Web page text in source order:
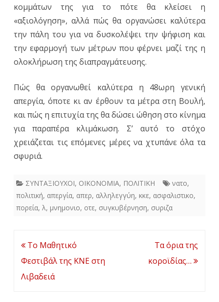
κομμάτων της για το πότε θα κλείσει η
«αξιολόγηση», αλλά πώς θα οργανώσει καλύτερα
την πάλη του για να δυσκολέψει την ψήφιση και
την εφαρμογή των μέτρων που φέρνει μαζί της η
ολοκλήρωση της διαπραγμάτευσης.
Πώς θα οργανωθεί καλύτερα η 48ωρη γενική
απεργία, όποτε κι αν έρθουν τα μέτρα στη Βουλή,
και πώς η επιτυχία της θα δώσει ώθηση στο κίνημα
για παραπέρα κλιμάκωση. Σ’ αυτό το στόχο
χρειάζεται τις επόμενες μέρες να χτυπάνε όλα τα
σφυριά.
ΣΥΝΤΑΞΙΟΥΧΟΙ, ΟΙΚΟΝΟΜΙΑ, ΠΟΛΙΤΙΚΗ νατο,
πολιτική, απεργία, απερ, αλληλεγγύη, κκε, ασφαλιστικο,
πορεία, λ, μνημονιο, οτε, συγκυβέρνηση, συριζα
Πλοήγηση
άρθρων
Το Μαθητικό
Φεστιβάλ της ΚΝΕ στη
Λιβαδειά
Τα όρια της
κοροϊδίας…